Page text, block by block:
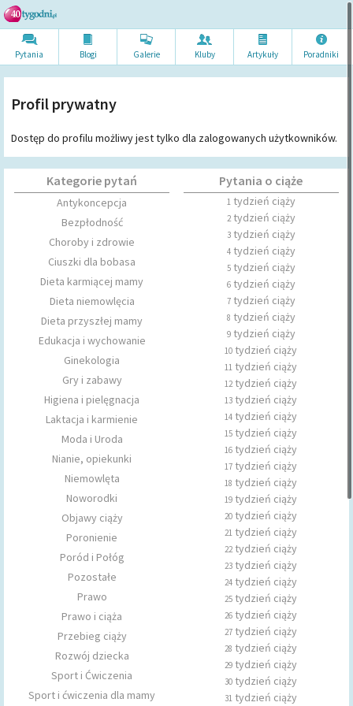
Pytania Blogi Galerie Kluby Artykuły Poradniki
Profil prywatny
Dostęp do profilu możliwy jest tylko dla zalogowanych użytkowników.
Kategorie pytań
Antykoncepcja
Bezpłodność
Choroby i zdrowie
Ciuszki dla bobasa
Dieta karmiącej mamy
Dieta niemowlęcia
Dieta przyszłej mamy
Edukacja i wychowanie
Ginekologia
Gry i zabawy
Higiena i pielęgnacja
Laktacja i karmienie
Moda i Uroda
Nianie, opiekunki
Niemowlęta
Noworodki
Objawy ciąży
Poronienie
Poród i Połóg
Pozostałe
Prawo
Prawo i ciąża
Przebieg ciąży
Rozwój dziecka
Sport i Ćwiczenia
Sport i ćwiczenia dla mamy
Pytania o ciąże
1tydzień ciąży
2tydzień ciąży
3tydzień ciąży
4tydzień ciąży
5tydzień ciąży
6tydzień ciąży
7tydzień ciąży
8 tydzień ciąży
9tydzień ciąży
10 tydzień ciąży
11 tydzień ciąży
12tydzień ciąży
13 tydzień ciąży
14 tydzień ciąży
15 tydzień ciąży
16 tydzień ciąży
17 tydzień ciąży
18 tydzień ciąży
19 tydzień ciąży
20 tydzień ciąży
21 tydzień ciąży
22tydzień ciąży
23 tydzień ciąży
24 tydzień ciąży
25 tydzień ciąży
26 tydzień ciąży
27 tydzień ciąży
28 tydzień ciąży
29 tydzień ciąży
30 tydzień ciąży
31 tydzień ciąży